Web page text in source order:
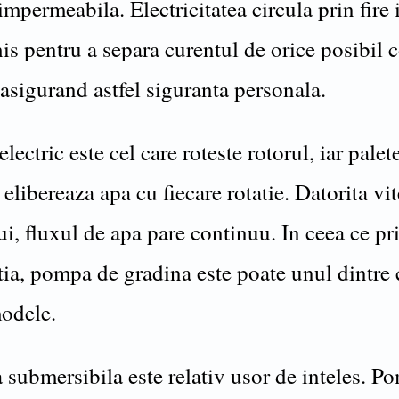
Electricitatea circula prin fire
pentru a separa curentul de orice posibil
astfel siguranta personala.
este cel care roteste rotorul, iar
apa cu fiecare rotatie. Datorita
fluxul de apa pare continuu. In ceea ce
pompa de gradina este poate unul dintre
submersibila este relativ usor de inteles.